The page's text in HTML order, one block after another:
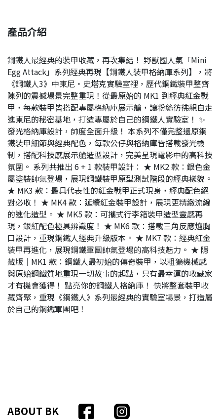
產品介紹
鋼鐵人最經典的裝甲收藏，再次集結！ 野獸國人氣「Mini
Egg Attack」系列經典再現【鋼鐵人裝甲格納庫系列】，將
《鋼鐵人3》中東尼・史塔克實驗室裡，歷代鋼鐵裝甲整齊
陳列的震撼場景完整重現！從最原始的 MK1 到經典紅金戰
甲，每款裝甲皆搭配專屬格納庫展示艙，讓粉絲彷彿親自走
進東尼的秘密基地，打造專屬於自己的鋼鐵人實驗室！ ✨
發光格納庫設計，帥度全面升級！ 本系列不僅完整還原鋼
鐵裝甲細節與經典配色，每款公仔與格納庫皆搭載發光機
制，搭配科技感展示艙造型設計，完美呈現電影中的高科技
氛圍。 系列共推出 6 + 1 款裝甲設計： ★ MK2 款：銀色金
屬塗裝帥氣登場，展現鋼鐵裝甲原型測試階段的經典樣貌。
★ MK3 款：最具代表性的紅金戰甲正式現身，經典配色絕
對必收！ ★ MK4 款：延續紅金裝甲設計，展現更精緻流線
的進化造型。 ★ MK5 款：可攜式行李箱裝甲造型靈感再
現，銀紅配色極具辨識度！ ★ MK6 款：搭載三角反應爐胸
口設計，重現鋼鐵人經典升級版本。 ★ MK7 款：經典紅金
裝甲再進化，展現鋼鐵軍團帥氣登場的高科技魅力。 ★ 隱
藏版｜MK1 款：鋼鐵人最初始的傳奇裝甲，以粗獷機械感
與原始鋼鐵質地重現一切故事的起點，只有最幸運的收藏家
才有機會獲得！ 點亮你的鋼鐵人格納庫！ 快將整套裝甲收
藏齊聚，重現《鋼鐵人》系列最經典的實驗室場景，打造屬
於自己的鋼鐵軍團吧！
ABOUT BK